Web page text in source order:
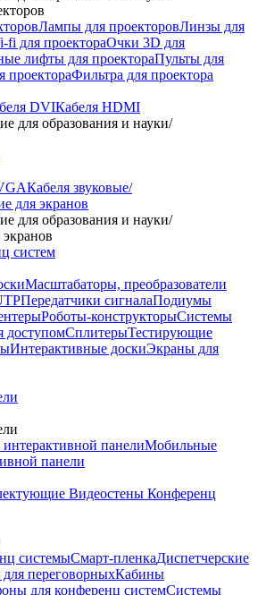
Лампы для проекторовЛинзы для
для проектораОчки 3D для
лифты для проектораПульты для
проектораФильтра для проектора
DVIКабеля HDMI
для образования и науки/
Кабеля звуковые/
для экранов
для образования и науки/
систем
Масштабаторы, преобразователи
Передатчики сигналаПодиумы
Роботы-конструкторыСистемы
доступомСплитерыТестирующие
Интерактивные доскиЭкраны для
панелиМобильные
панели
Видеостены Конференц
системыCмарт-пленкаДиспетчерские
для переговорныхКабины
для конференц системСистемы